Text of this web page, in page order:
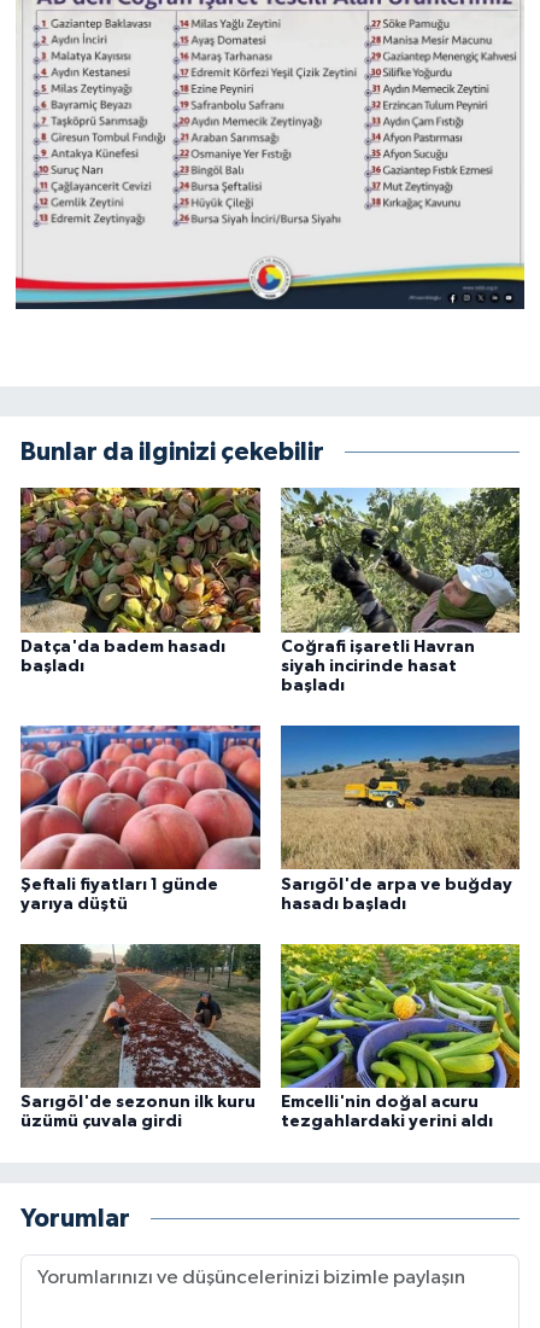
Bunlar da ilginizi çekebilir
Datça'da badem hasadı
başladı
Coğrafi işaretli Havran
siyah incirinde hasat
başladı
Şeftali fiyatları 1 günde
yarıya düştü
Sarıgöl'de arpa ve buğday
hasadı başladı
Sarıgöl'de sezonun ilk kuru
üzümü çuvala girdi
Emcelli'nin doğal acuru
tezgahlardaki yerini aldı
Yorumlar